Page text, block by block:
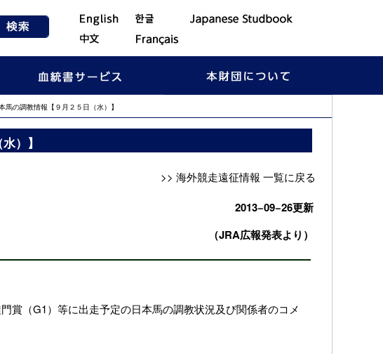
の調教情報【９月２５日（水）】
）】
>> 海外競走遠征情報 一覧に戻る
2013−09−26更新
（JRA広報発表より）
賞（G1） 等に出走予定の日本馬の調教状況及び関係者のコメ